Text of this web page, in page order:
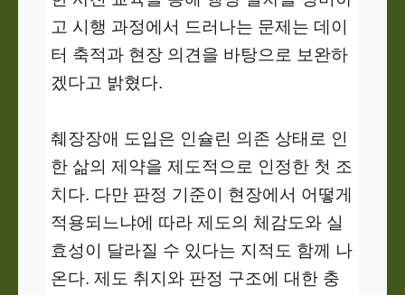
고 시행 과정에서 드러나는 문제는 데이
터 축적과 현장 의견을 바탕으로 보완하
겠다고 밝혔다.
췌장장애 도입은 인슐린 의존 상태로 인
한 삶의 제약을 제도적으로 인정한 첫 조
치다. 다만 판정 기준이 현장에서 어떻게
적용되느냐에 따라 제도의 체감도와 실
효성이 달라질 수 있다는 지적도 함께 나
온다. 제도 취지와 판정 구조에 대한 충